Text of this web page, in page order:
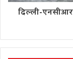
दिल्ली-